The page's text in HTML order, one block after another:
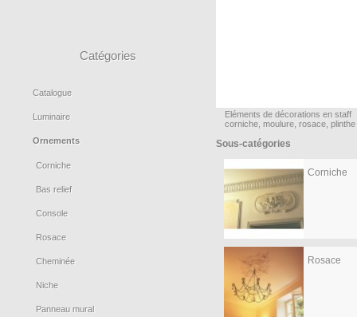
Catégories
Catalogue
Luminaire
Ornements
Corniche
Bas relief
Console
Rosace
Cheminée
Niche
Panneau mural
Eléments de décorations en staff
corniche, moulure, rosace,
Sous-catégories
Corniche
Rosace